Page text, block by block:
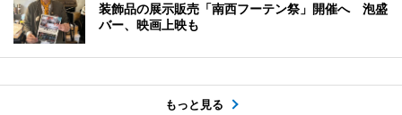
装飾品の展示販売「南西フーテン祭」開催へ 泡盛
バー、映画上映も
もっと見る